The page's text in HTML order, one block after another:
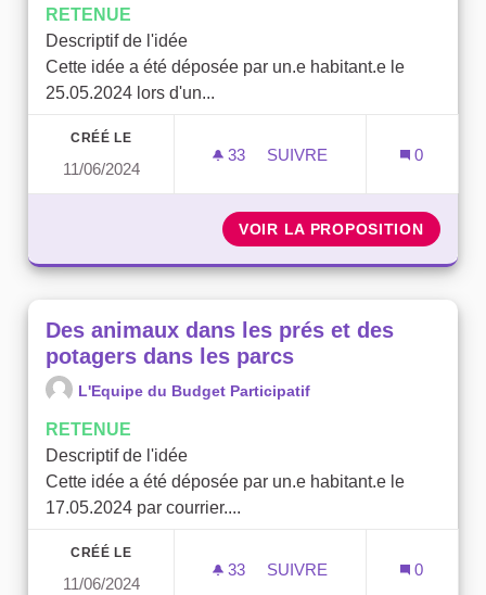
RETENUE
Descriptif de l'idée
Cette idée a été déposée par un.e habitant.e le
25.05.2024 lors d'un...
CRÉÉ LE
11/06/2024
33 33 ABONNÉS
SUIVRE
0
VOIR LA PROPOSITION LES
Des animaux dans les prés et des
potagers dans les parcs
L'Equipe du Budget Participatif
RETENUE
Descriptif de l'idée
Cette idée a été déposée par un.e habitant.e le
17.05.2024 par courrier....
CRÉÉ LE
11/06/2024
33 33 ABONNÉS
SUIVRE
0